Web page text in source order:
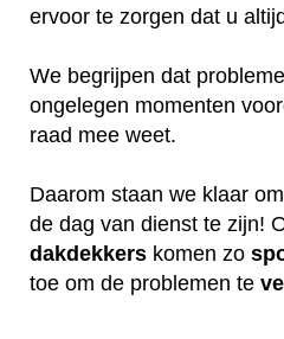
ervoor te zorgen dat u
We begrijpen dat
ongelegen momenten
raad mee weet.
Daarom staan we klaar
de dag van dienst te zijn!
dakdekkers komen zo
toe om de problemen te